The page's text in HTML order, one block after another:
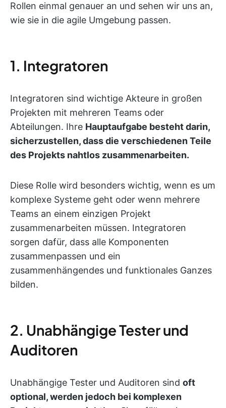
Rollen einmal genauer an und sehen wir uns an,
wie sie in die agile Umgebung passen.
1. Integratoren
Integratoren sind wichtige Akteure in großen
Projekten mit mehreren Teams oder
Abteilungen. Ihre Hauptaufgabe besteht darin,
sicherzustellen, dass die verschiedenen Teile
des Projekts nahtlos zusammenarbeiten.
Diese Rolle wird besonders wichtig, wenn es um
komplexe Systeme geht oder wenn mehrere
Teams an einem einzigen Projekt
zusammenarbeiten müssen. Integratoren
sorgen dafür, dass alle Komponenten
zusammenpassen und ein
zusammenhängendes und funktionales Ganzes
bilden.
2. Unabhängige Tester und
Auditoren
Unabhängige Tester und Auditoren sind oft
optional, werden jedoch bei komplexen